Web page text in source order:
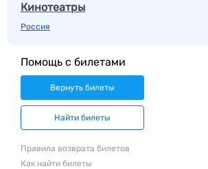
Кинотеатры
Россия
Помощь с билетами
Вернуть билеты
Найти билеты
Правила возврата билетов
Как найти билеты